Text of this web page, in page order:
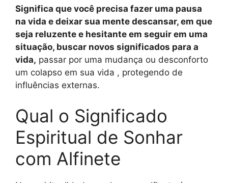
Significa que você precisa fazer uma pausa
na vida e deixar sua mente descansar, em que
seja reluzente e hesitante em seguir em uma
situação, buscar novos significados para a
vida, passar por uma mudança ou desconforto
um colapso em sua vida , protegendo de
influências externas.
Qual o Significado
Espiritual de Sonhar
com Alfinete